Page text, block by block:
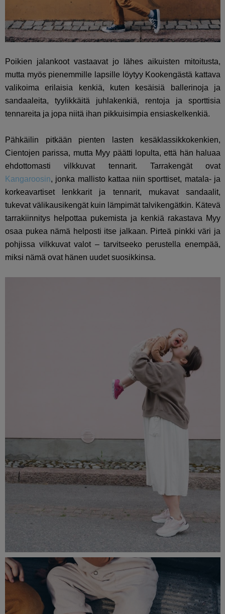
Poikien jalankoot vastaavat jo lähes aikuisten mitoitusta,
mutta myös pienemmille lapsille löytyy Kookengästä kattava
valikoima erilaisia kenkiä, kuten kesäisiä ballerinoja ja
sandaaleita, tyylikkäitä juhlakenkiä, rentoja ja sporttisia
tennareita ja jopa niitä ihan pikkuisimpia ensiaskelkenkiä.
Pähkäilin pitkään pienten lasten kesäklassikkokenkien,
Cientojen parissa, mutta Myy päätti lopulta, että hän haluaa
ehdottomasti vilkkuvat tennarit. Tarrakengät ovat
Kangaroosin, jonka mallisto kattaa niin sporttiset, matala- ja
korkeavartiset lenkkarit ja tennarit, mukavat sandaalit,
tukevat välikausikengät kuin lämpimät talvikengätkin. Kätevä
tarrakiinnitys helpottaa pukemista ja kenkiä rakastava Myy
osaa pukea nämä helposti itse jalkaan. Pirteä pinkki väri ja
pohjissa vilkkuvat valot – tarvitseeko perustella enempää,
miksi nämä ovat hänen uudet suosikkinsa.